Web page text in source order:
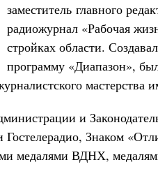
заместитель главного
радиожурнал «Рабочая
стройках области.
программу «Диапазон»,
мастерства
и
Знаком
медалями ВДНХ,